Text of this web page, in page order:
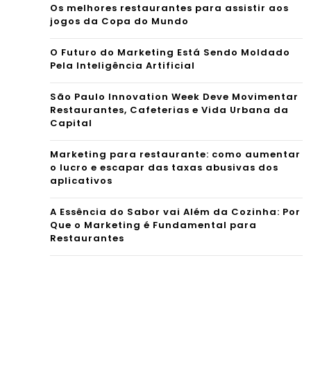
Os melhores restaurantes para assistir aos
jogos da Copa do Mundo
O Futuro do Marketing Está Sendo Moldado
Pela Inteligência Artificial
São Paulo Innovation Week Deve Movimentar
Restaurantes, Cafeterias e Vida Urbana da
Capital
Marketing para restaurante: como aumentar
o lucro e escapar das taxas abusivas dos
aplicativos
A Essência do Sabor vai Além da Cozinha: Por
Que o Marketing é Fundamental para
Restaurantes